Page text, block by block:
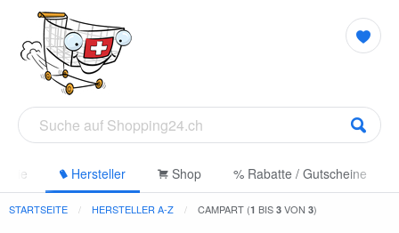
Hersteller Shop % Rabatte / Gutscheine
STARTSEITE HERSTELLER A-Z CAMPART (1 BIS 3 VON 3)